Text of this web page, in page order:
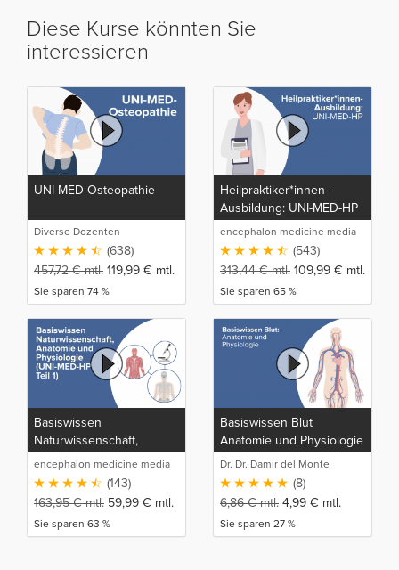
Diese Kurse könnten Sie
interessieren
UNI-MED-Osteopathie
Diverse Dozenten
(638)
457,72€mtl. 119,99 € mtl.
Sie sparen 74 %
Heilpraktiker*innen-
Ausbildung: UNI-MED-HP
encephalon medicine media
production GmbH(543)
313,44€mtl. 109,99 € mtl.
Sie sparen 65 %
Basiswissen
Naturwissenschaft,
Anatomie und Physiologie
(UNI-MED-HP Teil 1)
encephalon medicine media
production GmbH(143)
163,95€mtl. 59,99 € mtl.
Sie sparen 63 %
Basiswissen Blut
Anatomie und Physiologie
Dr. Dr. Damir del Monte
(8)
6,86€mtl. 4,99 € mtl.
Sie sparen 27 %